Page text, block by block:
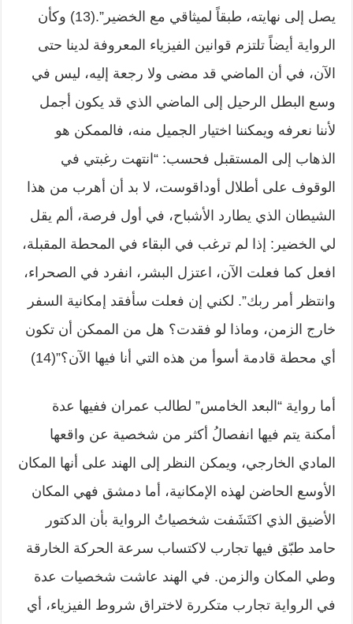
يصل إلى نهايته، طبقاً لميثاقي مع الخضير”.(13) وكأن
الرواية أيضاً تلتزم قوانين الفيزياء المعروفة لدينا حتى
الآن، في أن الماضي قد مضى ولا رجعة إليه، ليس في
وسع البطل الرحيل إلى الماضي الذي قد يكون أجمل
لأننا نعرفه ويمكننا اختيار الجميل منه، فالممكن هو
الذهاب إلى المستقبل فحسب: “انتهت رغبتي في
الوقوف على أطلال أوداقوست، لا بد أن أهرب من هذا
الشيطان الذي يطارد الأشباح، في أول فرصة، ألم يقل
لي الخضير: إذا لم ترغب في البقاء في المحطة المقبلة،
افعل كما فعلت الآن، اعتزل البشر، انفرد في الصحراء،
وانتظر أمر ربك”. لكني إن فعلت سأفقد إمكانية السفر
خارج الزمن، وماذا لو فقدت؟ هل من الممكن أن تكون
أي محطة قادمة أسوأ من هذه التي أنا فيها الآن؟”(14)
أما رواية “البعد الخامس” لطالب عمران ففيها عدة
أمكنة يتم فيها انفصالُ أكثر من شخصية عن واقعها
المادي الخارجي، ويمكن النظر إلى الهند على أنها المكان
الأوسع الحاضن لهذه الإمكانية، أما دمشق فهي المكان
الأضيق الذي اكتَشَفت شخصياتُ الرواية بأن الدكتور
حامد طبّق فيها تجارب لاكتساب سرعة الحركة الخارقة
وطي المكان والزمن. في الهند عاشت شخصيات عدة
في الرواية تجارب متكررة لاختراق شروط الفيزياء، أي